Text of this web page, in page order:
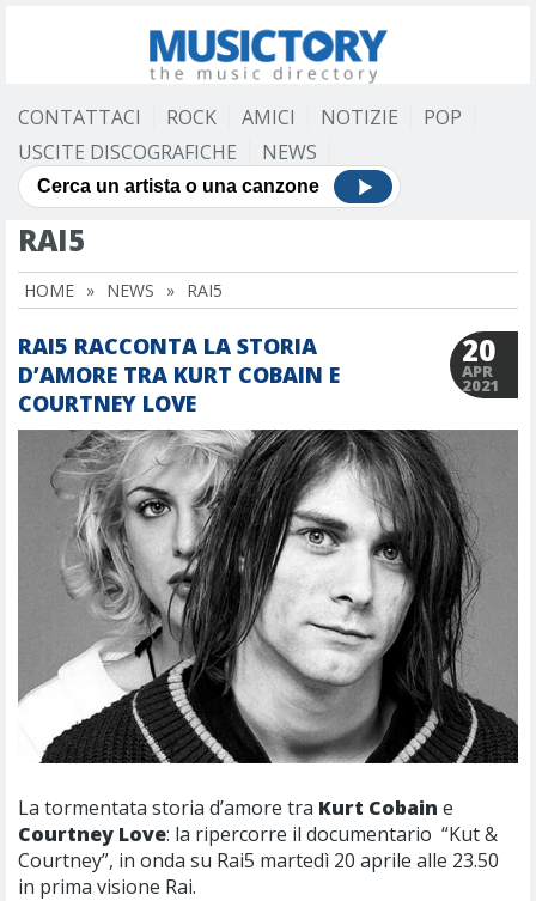
CONTATTACI ROCK AMICI NOTIZIE
POP
USCITE DISCOGRAFICHE
NEWS
RAI5
HOME » NEWS » RAI5
RAI5 RACCONTA LA STORIA
D’AMORE TRA KURT COBAIN E
COURTNEY LOVE
20
APR
2021
La tormentata storia d’amore tra Kurt Cobain e
Courtney Love: la ripercorre il documentario “Kut &
Courtney”, in onda su Rai5 martedì 20 aprile alle 23.50
in prima visione Rai.